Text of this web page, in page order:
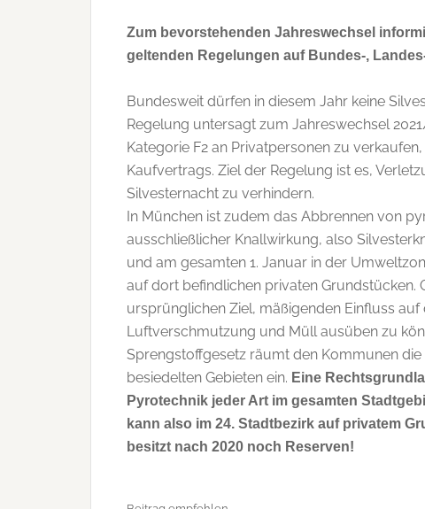
Zum bevorstehenden Jahreswechsel
geltenden Regelungen auf Bundes-,
Bundesweit dürfen in diesem Jahr keine
Regelung untersagt zum Jahreswechsel
Kategorie F2 an Privatpersonen zu
Kaufvertrags. Ziel der Regelung ist es,
Silvesternacht zu verhindern.
In München ist zudem das Abbrennen von
ausschließlicher Knallwirkung, also
und am gesamten 1. Januar in der
auf dort befindlichen privaten Grundstücken.
ursprünglichen Ziel, mäßigenden Einfluss
Luftverschmutzung und Müll ausüben zu
Sprengstoffgesetz räumt den Kommunen
besiedelten Gebieten ein. Eine
Pyrotechnik jeder Art im gesamten
kann also im 24. Stadtbezirk auf privatem
besitzt nach 2020 noch Reserven!